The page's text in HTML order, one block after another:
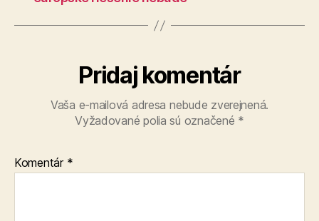
Pridaj komentár
Vaša e-mailová adresa nebude zverejnená.
Vyžadované polia sú označené *
Komentár *